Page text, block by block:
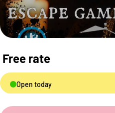
Free rate
Open today